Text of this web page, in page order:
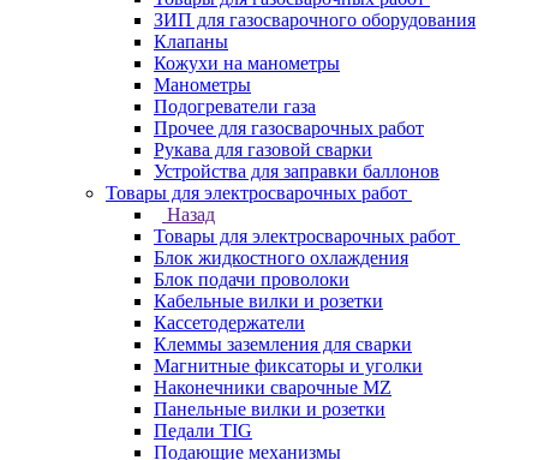
ЗИП для газосварочного оборудования
Клапаны
Кожухи на манометры
Манометры
Подогреватели газа
Прочее для газосварочных работ
Рукава для газовой сварки
Устройства для заправки баллонов
Товары для электросварочных работ
Назад
Товары для электросварочных работ
Блок жидкостного охлаждения
Блок подачи проволоки
Кабельные вилки и розетки
Кассетодержатели
Клеммы заземления для сварки
Магнитные фиксаторы и уголки
Наконечники сварочные MZ
Панельные вилки и розетки
Педали TIG
Подающие механизмы